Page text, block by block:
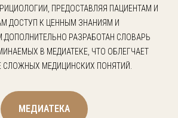
ПРЕДОСТАВЛЯЯ ПАЦИЕНТАМ И
ДОСТУП К ЦЕННЫМ ЗНАНИЯМ И
РАЗРАБОТАН СЛОВАРЬ
В МЕДИАТЕКЕ, ЧТО ОБЛЕГЧАЕТ
СЛОЖНЫХ МЕДИЦИНСКИХ ПОНЯТИЙ.
МЕДИАТЕКА